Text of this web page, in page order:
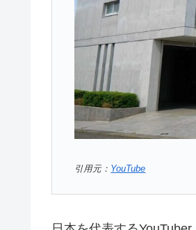
引用元： YouTube